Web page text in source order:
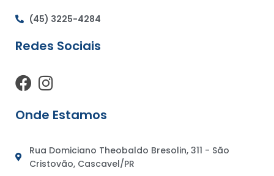
(45) 3225-4284
Redes Sociais
F
c
b
o
I
s
a
g
Onde Estamos
Rua Domiciano Theobaldo Bresolin, 311 - São
Cristovão, Cascavel/PR